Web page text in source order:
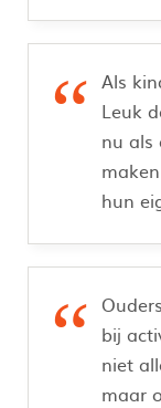
Als
Leuk
nu als
hun
bij
niet
maar